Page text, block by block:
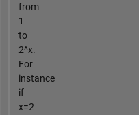
from
1
to
2^x.
For
instance
if
x=2